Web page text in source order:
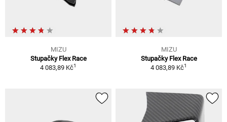
MIZU
Stupačky Flex Race
4 083,89 Kč1
MIZU
Stupačky Flex Race
4 083,89 Kč1